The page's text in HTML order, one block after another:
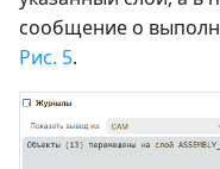
сообщение о
Рис. 5.